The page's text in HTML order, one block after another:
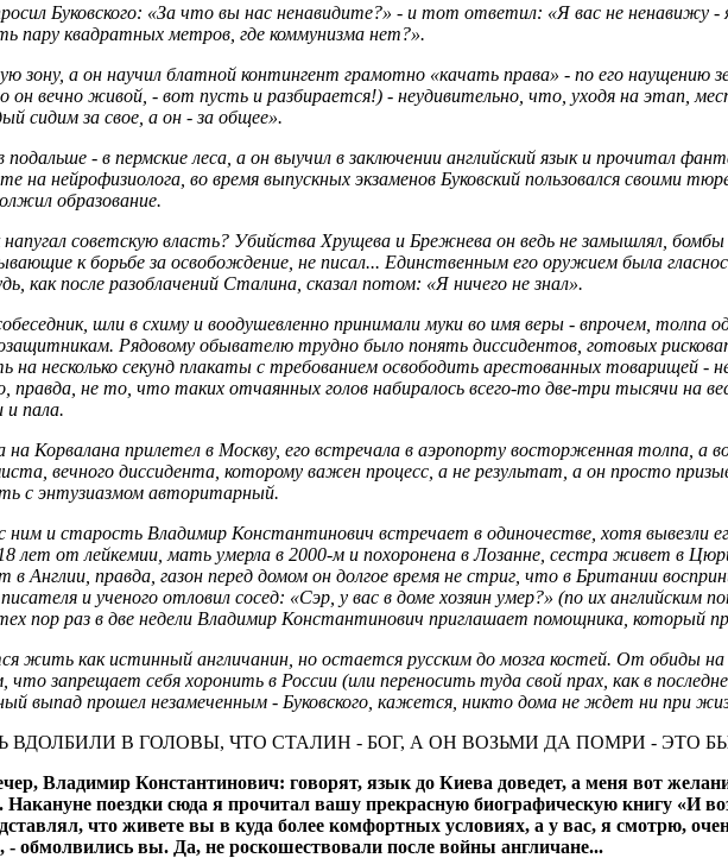
Буковского: «За что вы нас ненавидите?» - и тот ответил: «Я вас не
пару квадратных метров, где коммунизма нет?».
зону, а он научил блатной контингент грамотно «качать права» - по его наущению
он вечно живой, - вот пусть и разбирается!) - неудивительно, что, уходя на этап,
сидим за свое, а он - за общее».
- в пермские леса, а он выучил в заключении английский язык и прочитал
на нейрофизиолога, во время выпускных экзаменов Буковский пользовался своими
образование.
советскую власть? Убийства Хрущева и Брежнева он ведь не замышлял, бомбы
к борьбе за освобождение, не писал... Единственным его оружием была
как после разоблачений Сталина, сказал потом: «Я ничего не знал».
шли в схиму и воодушевленно принимали муки во имя веры - впрочем, толпа
Рядовому обывателю трудно было понять диссидентов, готовых
несколько секунд плакаты с требованием освободить арестованных товарищей -
правда, не то, что таких отчаянных голов набиралось всего-то две-три тысячи на
и пала.
на Корвалана прилетел в Москву, его встречала в аэропорту восторженная толпа,
вечного диссидента, которому важен процесс, а не результат, а он просто
с энтузиазмом авторитарный.
ним и старость Владимир Константинович встречает в одиночестве, хотя
лет от лейкемии, мать умерла в 2000-м и похоронена в Лозанне, сестра живет в
в Англии, правда, газон перед домом он долгое время не стриг, что в Британии
и ученого отловил сосед: «Сэр, у вас в доме хозяин умер?» (по их английским
пор раз в две недели Владимир Константинович приглашает помощника, который
жить как истинный англичанин, но остается русским до мозга костей. От обиды
запрещает себя хоронить в России (или переносить туда свой прах, как в
выпад прошел незамеченным - Буковского, кажется, никто дома не ждет ни при
ВДОЛБИЛИ В ГОЛОВЫ, ЧТО СТАЛИН - БОГ, А ОН ВОЗЬМИ ДА ПОМРИ - ЭТО
Владимир Константинович: говорят, язык до Киева доведет, а меня вот
поездки сюда я прочитал вашу прекрасную биографическую книгу «И
что живете вы в куда более комфортных условиях, а у вас, я смотрю,
- обмолвились вы. Да, не роскошествовали после войны англичане...